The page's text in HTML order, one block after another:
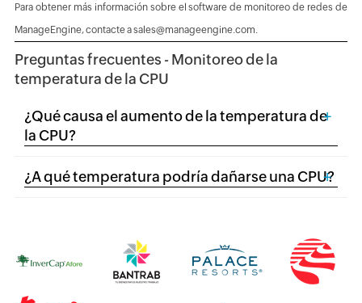
Para obtener más información sobre el software de monitoreo de redes de
ManageEngine, contacte a sales@manageengine.com.
Preguntas frecuentes - Monitoreo de la
temperatura de la CPU
¿Qué causa el aumento de la temperatura de
la CPU?
+
¿A qué temperatura podría dañarse una CPU?
+